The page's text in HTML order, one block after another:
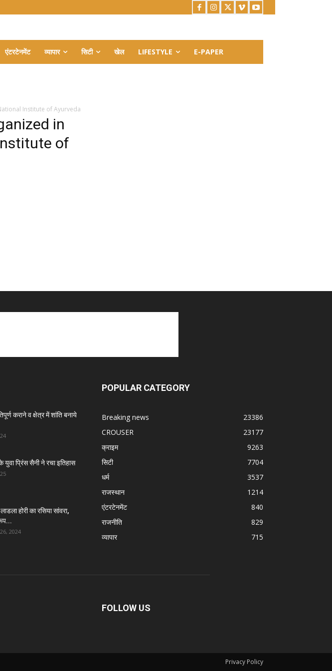
एंटरटेनमेंट व्यापार सिटी खेल LIFESTYLE E-PAPER
Institute of Ayurveda
in
of
कराने व क्षेत्र में शांति बनाये
युवा प्रिंस सैनी ने रचा इतिहास
होरी का रसिया सांवरा,
2024
POPULAR CATEGORY
Breaking news
23386
CROUSER
23177
क्राइम
9263
सिटी
7704
धर्म
3537
राजस्थान
1214
एंटरटेनमेंट
840
राजनीति
829
व्यापार
715
FOLLOW US
Privacy Policy